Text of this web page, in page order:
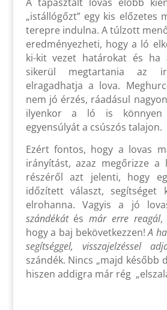
„istállógőzt” egy kis előzetes
terepre indulna. A túlzott
eredményezheti, hogy a ló
ki-kit vezet határokat és ha
sikerül megtartania az
elragadhatja a lova.
nem jó érzés, ráadásul
ilyenkor a ló is könnyen
egyensúlyát a csúszós talajon.
Ezért fontos, hogy a lovas
irányítást, azaz megőrizze
részéről azt jelenti, hogy
időzített választ, segítséget
elrohanna. Vagyis a jó
szándékátésmár erre reagál,
hogy a baj bekövetkezzen!A
segítséggel, visszajelzéssel
szándék. Nincs „majd később
hiszen addigra már rég